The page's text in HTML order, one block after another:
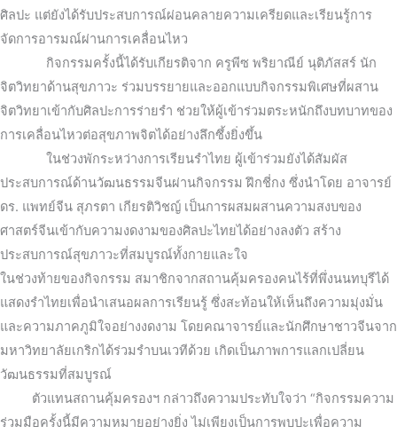
ศิลปะ แต่ยังได้รับประสบการณ์ผ่อนคลายความเครียดและเรียนรู้การ
จัดการอารมณ์ผ่านการเคลื่อนไหว
กิจกรรมครั้งนี้ได้รับเกียรติจาก ครูพีซ พริยาณีย์ นุติภัสสร์ นัก
จิตวิทยาด้านสุขภาวะ ร่วมบรรยายและออกแบบกิจกรรมพิเศษที่ผสาน
จิตวิทยาเข้ากับศิลปะการร่ายรำ ช่วยให้ผู้เข้าร่วมตระหนักถึงบทบาทของ
การเคลื่อนไหวต่อสุขภาพจิตได้อย่างลึกซึ้งยิ่งขึ้น
ในช่วงพักระหว่างการเรียนรำไทย ผู้เข้าร่วมยังได้สัมผัส
ประสบการณ์ด้านวัฒนธรรมจีนผ่านกิจกรรม ฝึกชี่กง ซึ่งนำโดย อาจารย์
ดร. แพทย์จีน สุภรตา เกียรติวิชญ์ เป็นการผสมผสานความสงบของ
ศาสตร์จีนเข้ากับความงดงามของศิลปะไทยได้อย่างลงตัว สร้าง
ประสบการณ์สุขภาวะที่สมบูรณ์ทั้งกายและใจ
ในช่วงท้ายของกิจกรรม สมาชิกจากสถานคุ้มครองคนไร้ที่พึ่งนนทบุรีได้
แสดงรำไทยเพื่อนำเสนอผลการเรียนรู้ ซึ่งสะท้อนให้เห็นถึงความมุ่งมั่น
และความภาคภูมิใจอย่างงดงาม โดยคณาจารย์และนักศึกษาชาวจีนจาก
มหาวิทยาลัยเกริกได้ร่วมรำบนเวทีด้วย เกิดเป็นภาพการแลกเปลี่ยน
วัฒนธรรมที่สมบูรณ์
ตัวแทนสถานคุ้มครองฯ กล่าวถึงความประทับใจว่า “กิจกรรมความ
ร่วมมือครั้งนี้มีความหมายอย่างยิ่ง ไม่เพียงเป็นการพบปะเพื่อความ